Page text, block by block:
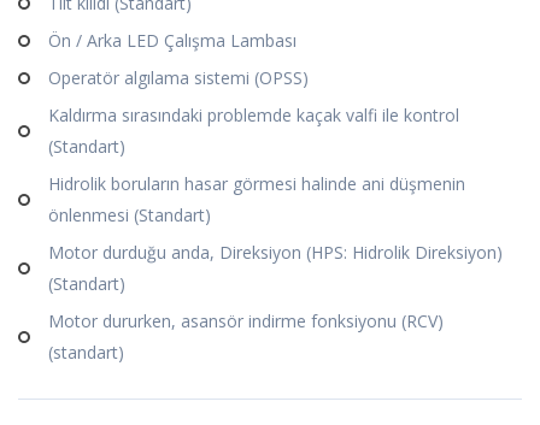
Ön / Arka LED Çalışma Lambası
Operatör algılama sistemi (OPSS)
Kaldırma sırasındaki problemde kaçak valfi ile kontrol
(Standart)
Hidrolik boruların hasar görmesi halinde ani düşmenin
önlenmesi (Standart)
Motor durduğu anda, Direksiyon (HPS: Hidrolik Direksiyon)
(Standart)
Motor dururken, asansör indirme fonksiyonu (RCV)
(standart)